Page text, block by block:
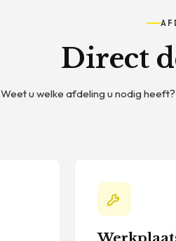
Direct
Weet u welke afdeling u nodig